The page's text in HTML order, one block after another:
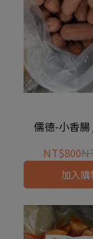
儒德-小香腸
NT$800
加入購